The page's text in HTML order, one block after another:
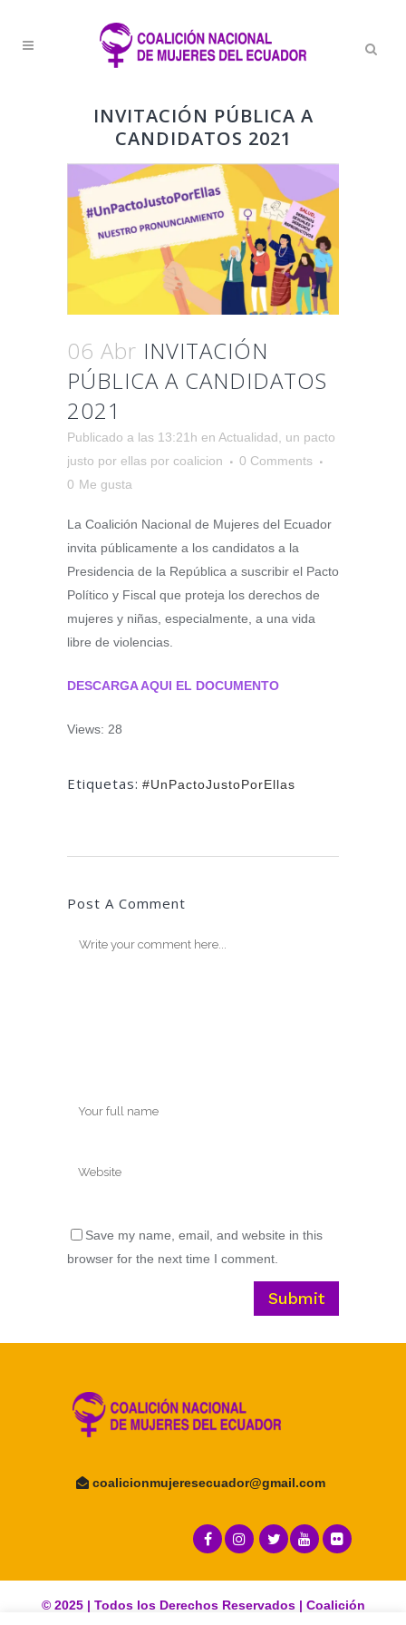
INVITACIÓN PÚBLICA A
CANDIDATOS 2021
06 Abr INVITACIÓN
PÚBLICA A CANDIDATOS
2021
Publicado a las 13:21h en Actualidad
un pacto
justo por ellas por coalicion
0 Comments
0 Me gusta
La Coalición Nacional de Mujeres del Ecuador
invita públicamente a los candidatos a la
Presidencia de la República a suscribir el Pacto
Político y Fiscal que proteja los derechos de
mujeres y niñas, especialmente, a una vida
libre de violencias.
DESCARGA AQUI EL DOCUMENTO
Views: 28
Etiquetas: #UnPactoJustoPorEllas
Post A Comment
Save my name, email, and website in this
browser for the next time I comment.
coalicionmujeresecuador@gmail.com
© 2025 | Todos los Derechos Reservados | Coalición